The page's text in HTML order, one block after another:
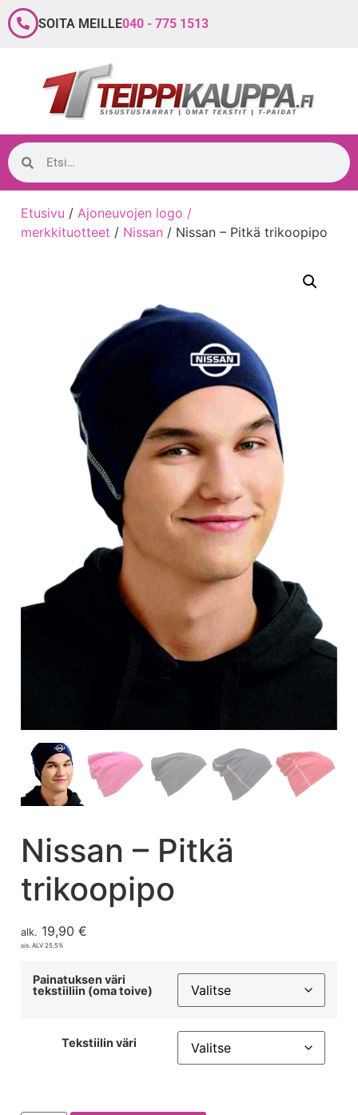
SOITA MEILLE040 - 775 1513
Etusivu / Ajoneuvojen logo /
merkkituotteet / Nissan / Nissan – Pitkä trikoopipo
Nissan – Pitkä
trikoopipo
alk. 19,90 €
sis. ALV 25,5%
Painatuksen väri
tekstiiliin (oma toive)
Tekstiilin väri